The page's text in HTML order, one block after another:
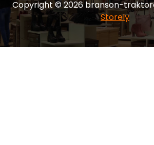
Copyright © 2026 branson-
Storely